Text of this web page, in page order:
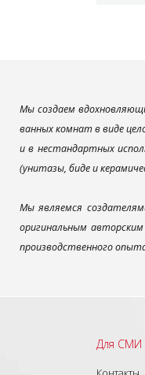
Мы создаем
ванных комнат в виде
и в нестандартных
(унитазы, биде и
Мы являемся
оригинальным
производственного
Для СМИ